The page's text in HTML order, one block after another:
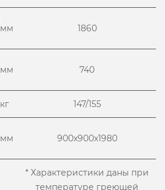
мм 1860
мм 740
кг 147/155
мм 900x900x1980
* Характеристики даны при
температуре греющей